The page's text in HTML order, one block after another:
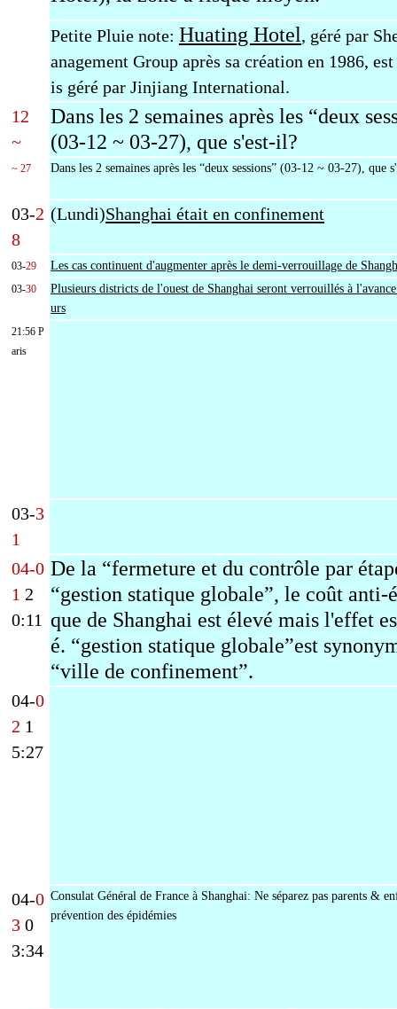
Petite Pluie note: Huating Hotel, géré par
anagement Group après sa création en 1986,
is géré par Jinjiang International.
12
~
Dans les 2 semaines après les “deux
(03-12 ~ 03-27), que s'est-il?
~ 27 Dans les 2 semaines après les “deux sessions” (03-12 ~ 03-27), que
03-2
8
(Lundi)Shanghai était en confinement
03-29 Les cas continuent d'augmenter après le demi-verrouillage de
03-30
Plusieurs districts de l'ouest de Shanghai seront verrouillés à
urs
21:56 P
aris
03-3
1
04-0
1 2
0:11
De la “fermeture et du contrôle par
“gestion statique globale”, le coût anti-
que de Shanghai est élevé mais l'effet
é. “gestion statique globale”est
“ville de confinement”.
04-0
2 1
5:27
04-0
3 0
3:34
Consulat Général de France à Shanghai: Ne séparez pas parents &
prévention des épidémies